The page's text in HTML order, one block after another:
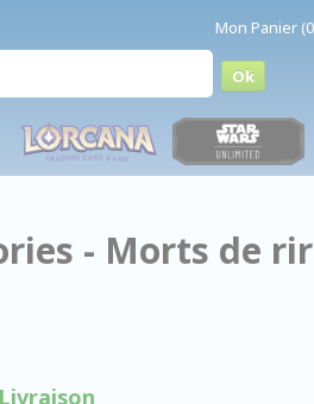
Mon Panier
- Morts de